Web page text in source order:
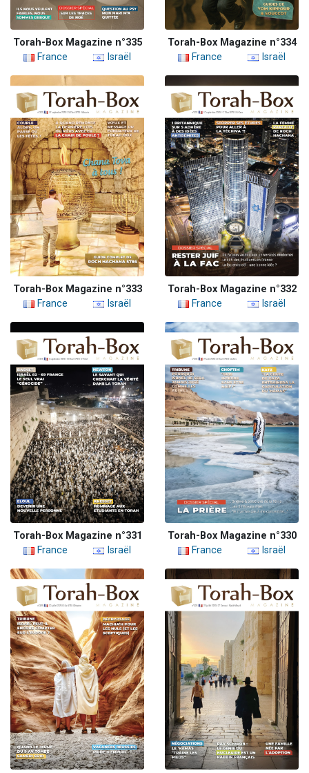
Torah-Box Magazine n°335
France
Israël
Torah-Box Magazine n°334
France
Israël
Torah-Box Magazine n°333
France
Israël
Torah-Box Magazine n°332
France
Israël
Torah-Box Magazine n°331
France
Israël
Torah-Box Magazine n°330
France
Israël